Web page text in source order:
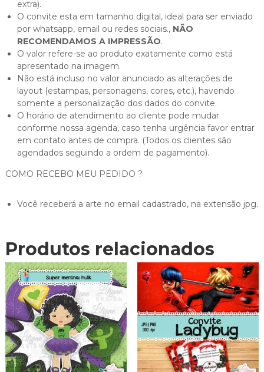
extra).
O convite esta em tamanho digital, ideal para ser enviado
por whatsapp, email ou redes sociais., NÃO
RECOMENDAMOS A IMPRESSÃO.
O valor refere-se ao produto exatamente como está
apresentado na imagem.
Não está incluso no valor anunciado as alterações de
layout (estampas, personagens, cores, etc.), havendo
somente a personalização dos dados do convite.
O horário de atendimento ao cliente pode mudar
conforme nossa agenda, caso tenha urgência favor entrar
em contato antes de compra. (Todos os clientes são
agendados seguindo a ordem de pagamento).
COMO RECEBO MEU PEDIDO ?
Você receberá a arte no email cadastrado, na extensão jpg.
Produtos relacionados